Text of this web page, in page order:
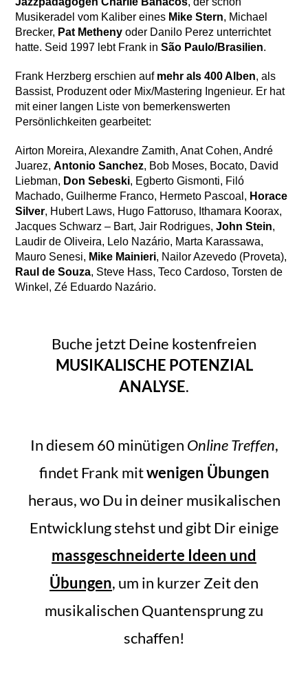
Musikeradel vom Kaliber eines Mike Stern, Michael
Brecker, Pat Metheny oder Danilo Perez unterrichtet
hatte. Seid 1997 lebt Frank inSão Paulo/Brasilien.
Frank Herzberg erschien auf mehr als 400 Alben, als
Bassist, Produzent oder Mix/Mastering Ingenieur. Er hat
mit einer langen Liste von bemerkenswerten
Persönlichkeiten gearbeitet:
Airton Moreira, Alexandre Zamith, Anat Cohen, André
Juarez,Antonio Sanchez, Bob Moses, Bocato, David
Liebman, Don Sebeski, Egberto Gismonti, Filó
Machado, Guilherme Franco, Hermeto Pascoal, Horace
Silver, Hubert Laws, Hugo Fattoruso, Ithamara Koorax,
Jacques Schwarz – Bart, Jair Rodrigues,John Stein,
Laudir de Oliveira, Lelo Nazário, Marta Karassawa,
Mauro Senesi, Mike Mainieri, Nailor Azevedo (Proveta),
Raul de Souza, Steve Hass, Teco Cardoso, Torsten de
Winkel, Zé Eduardo Nazário.
Buche jetzt Deine kostenfreien
MUSIKALISCHE POTENZIAL
ANALYSE.
In diesem 60 minütigen Online Treffen,
findet Frank mitwenigen Übungen
heraus, wo Du in deiner musikalischen
Entwicklung stehst und gibt Dir einige
massgeschneiderte Ideen und
Übungen, um in kurzer Zeit den
musikalischen Quantensprung zu
schaffen!